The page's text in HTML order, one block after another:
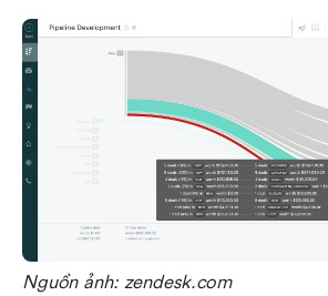
Nguồn ảnh: zendesk.com